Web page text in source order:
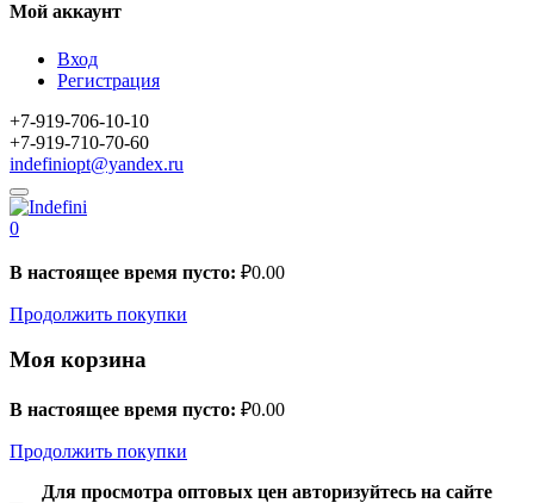
Мой аккаунт
Вход
Регистрация
+7-919-706-10-10
+7-919-710-70-60
indefiniopt@yandex.ru
0
В настоящее время пусто: ₽0.00
Продолжить покупки
Моя корзина
В настоящее время пусто: ₽0.00
Продолжить покупки
Для просмотра оптовых цен авторизуйтесь на сайте